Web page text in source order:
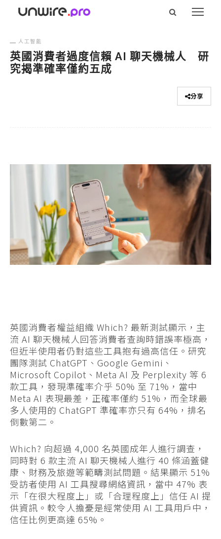
人工智能
英國消費者過度信賴 AI 聊天機械人 研
究揭準確率僅約五成
分享
英國消費者權益組織 Which? 最新測試顯示，主
流 AI 聊天機械人回答消費者查詢時錯誤率極高，
但近半使用者仍對這些工具抱有過高信任。研究
團隊測試 ChatGPT、Google Gemini、
Microsoft Copilot、Meta AI 及 Perplexity 等 6
款工具，發現準確率介乎 50% 至 71%，當中
Meta AI 表現最差，正確率僅約 51%，而全球最
多人使用的 ChatGPT 準確率亦只有 64%，排名
倒數第二。
Which? 向超過 4,000 名英國成年人進行調查，
同時對 6 款主流 AI 聊天機械人進行 40 條涵蓋健
康、財務及旅遊等範疇測試問題。結果顯示 51%
受訪者使用 AI 工具搜尋網絡資訊，當中 47% 表
示「在很大程度上」或「合理程度上」信任 AI 提
供資訊。較令人擔憂是經常使用 AI 工具用戶中，
信任比例更高達 65%。